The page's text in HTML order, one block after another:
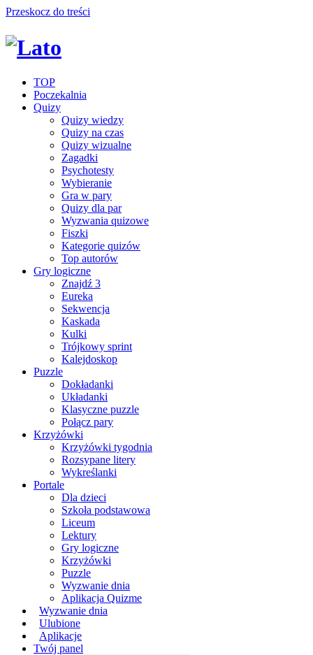
Przeskocz do treści
TOP
Poczekalnia
Quizy
Quizy wiedzy
Quizy na czas
Quizy wizualne
Zagadki
Psychotesty
Wybieranie
Gra w pary
Quizy dla par
Wyzwania quizowe
Fiszki
Kategorie quizów
Top autorów
Gry logiczne
Znajdź 3
Eureka
Sekwencja
Kaskada
Kulki
Trójkowy sprint
Kalejdoskop
Puzzle
Dokładanki
Układanki
Klasyczne puzzle
Połącz pary
Krzyżówki
Krzyżówki tygodnia
Rozsypane litery
Wykreślanki
Portale
Dla dzieci
Szkoła podstawowa
Liceum
Lektury
Gry logiczne
Krzyżówki
Puzzle
Wyzwanie dnia
Aplikacja Quizme
Wyzwanie dnia
Ulubione
Aplikacje
Twój panel